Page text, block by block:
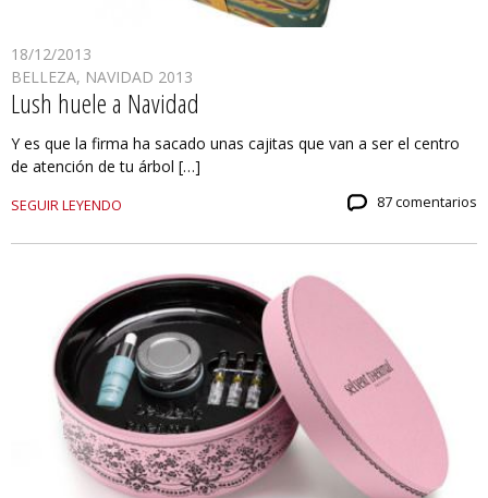
18/12/2013
BELLEZA, NAVIDAD 2013
Lush huele a Navidad
Y es que la firma ha sacado unas cajitas que van a ser el centro
de atención de tu árbol […]
SEGUIR LEYENDO 87 comentarios